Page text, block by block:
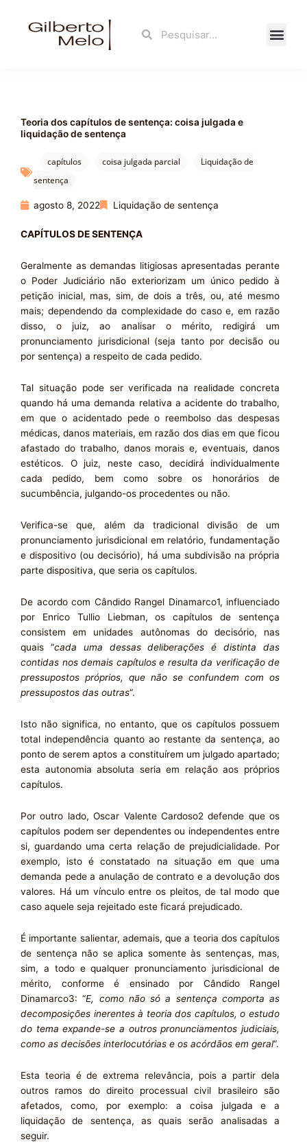
Search
Teoria dos capítulos de sentença: coisa julgada e
liquidação de sentença
capítulos coisa julgada parcial
Liquidação de
sentença
agosto 8, 2022 Liquidação de sentença
CAPÍTULOS DE SENTENÇA
Geralmente as demandas litigiosas apresentadas perante
o Poder Judiciário não exteriorizam um único pedido à
petição inicial, mas, sim, de dois a três, ou, até mesmo
mais; dependendo da complexidade do caso e, em razão
disso, o juiz, ao analisar o mérito, redigirá um
pronunciamento jurisdicional (seja tanto por decisão ou
por sentença) a respeito de cada pedido.
Tal situação pode ser verificada na realidade concreta
quando há uma demanda relativa a acidente do trabalho,
em que o acidentado pede o reembolso das despesas
médicas, danos materiais, em razão dos dias em que ficou
afastado do trabalho, danos morais e, eventuais, danos
estéticos. O juiz, neste caso, decidirá individualmente
cada pedido, bem como sobre os honorários de
sucumbência, julgando-os procedentes ou não.
Verifica-se que, além da tradicional divisão de um
pronunciamento jurisdicional em relatório, fundamentação
e dispositivo (ou decisório), há uma subdivisão na própria
parte dispositiva, que seria os capítulos.
De acordo com Cândido Rangel Dinamarco1, influenciado
por Enrico Tullio Liebman, os capítulos de sentença
consistem em unidades autônomas do decisório, nas
quais “cada uma dessas deliberações é distinta das
contidas nos demais capítulos e resulta da verificação de
pressupostos próprios, que não se confundem com os
pressupostos das outras“.
Isto não significa, no entanto, que os capítulos possuem
total independência quanto ao restante da sentença, ao
ponto de serem aptos a constituírem um julgado apartado;
esta autonomia absoluta seria em relação aos próprios
capítulos.
Por outro lado, Oscar Valente Cardoso2 defende que os
capítulos podem ser dependentes ou independentes entre
si, guardando uma certa relação de prejudicialidade. Por
exemplo, isto é constatado na situação em que uma
demanda pede a anulação de contrato e a devolução dos
valores. Há um vínculo entre os pleitos, de tal modo que
caso aquele seja rejeitado este ficará prejudicado.
É importante salientar, ademais, que a teoria dos capítulos
de sentença não se aplica somente às sentenças, mas,
sim, a todo e qualquer pronunciamento jurisdicional de
mérito, conforme é ensinado por Cândido Rangel
Dinamarco3: “E, como não só a sentença comporta as
decomposições inerentes à teoria dos capítulos, o estudo
do tema expande-se a outros pronunciamentos judiciais,
como as decisões interlocutórias e os acórdãos em geral“.
Esta teoria é de extrema relevância, pois a partir dela
outros ramos do direito processual civil brasileiro são
afetados, como, por exemplo: a coisa julgada e a
liquidação de sentença, as quais serão analisadas a
seguir.